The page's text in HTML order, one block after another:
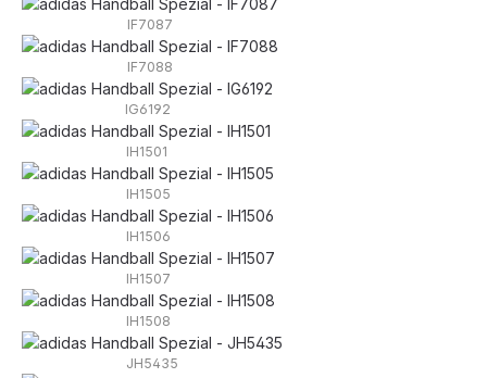
IF7087
IF7088
IG6192
IH1501
IH1505
IH1506
IH1507
IH1508
JH5435